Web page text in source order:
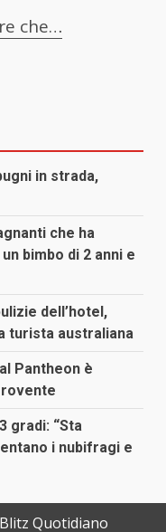
che…
in strada,
che ha
bimbo di 2 anni e
dell’hotel,
turista australiana
Pantheon è
gradi: “Sta
i nubifragi e
Quotidiano